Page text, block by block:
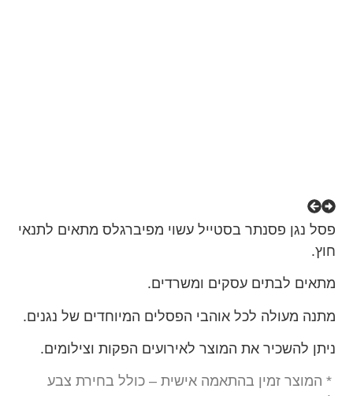
פסל נגן פסנתר בסטייל עשוי מפיברגלס מתאים לתנאי
חוץ.
מתאים לבתים עסקים ומשרדים.
מתנה מעולה לכל אוהבי הפסלים המיוחדים של נגנים.
ניתן להשכיר את המוצר לאירועים הפקות וצילומים.
* המוצר זמין בהתאמה אישית – כולל בחירת צבע